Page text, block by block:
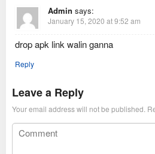
Admin says:
January 15, 2020 at 9:52 am
drop apk link walin ganna
Reply
Leave a Reply
Your email address will not be published.